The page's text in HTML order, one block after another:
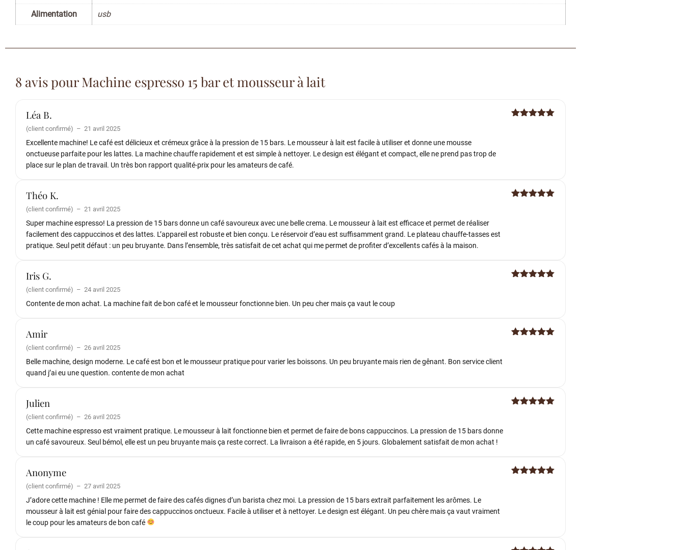
Alimentation usb
8 avis pourMachine espresso 15 bar et mousseur à lait
Léa B.
(client confirmé) – 21 avril 2025
Excellente machine! Le café est délicieux et crémeux grâce à la pression de 15 bars. Le mousseur à lait est facile à utiliser et donne une mousse
onctueuse parfaite pour les lattes. La machine chauffe rapidement et est simple à nettoyer. Le design est élégant et compact, elle ne prend pas trop de
place sur le plan de travail. Un très bon rapport qualité-prix pour les amateurs de café.
Théo K.
(client confirmé) – 21 avril 2025
Super machine espresso! La pression de 15 bars donne un café savoureux avec une belle crema. Le mousseur à lait est efficace et permet de réaliser
facilement des cappuccinos et des lattes. L’appareil est robuste et bien conçu. Le réservoir d’eau est suffisamment grand. Le plateau chauffe-tasses est
pratique. Seul petit défaut : un peu bruyante. Dans l’ensemble, très satisfait de cet achat qui me permet de profiter d’excellents cafés à la maison.
Iris G.
(client confirmé) – 24 avril 2025
Contente de mon achat. La machine fait de bon café et le mousseur fonctionne bien. Un peu cher mais ça vaut le coup
Amir
(client confirmé) – 26 avril 2025
Belle machine, design moderne. Le café est bon et le mousseur pratique pour varier les boissons. Un peu bruyante mais rien de gênant. Bon service client
quand j’ai eu une question. contente de mon achat
Julien
(client confirmé) – 26 avril 2025
Cette machine espresso est vraiment pratique. Le mousseur à lait fonctionne bien et permet de faire de bons cappuccinos. La pression de 15 bars donne
un café savoureux. Seul bémol, elle est un peu bruyante mais ça reste correct. La livraison a été rapide, en 5 jours. Globalement satisfait de mon achat !
Anonyme
(client confirmé) – 27 avril 2025
J’adore cette machine ! Elle me permet de faire des cafés dignes d’un barista chez moi. La pression de 15 bars extrait parfaitement les arômes. Le
mousseur à lait est génial pour faire des cappuccinos onctueux. Facile à utiliser et à nettoyer. Le design est élégant. Un peu chère mais ça vaut vraiment
le coup pour les amateurs de bon café